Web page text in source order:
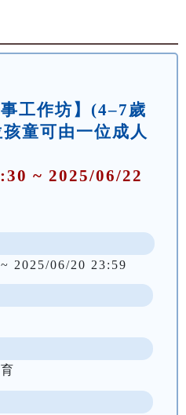
工作坊】(4–7歲
童可由一位成人
~ 2025/06/22
2025/06/20 23:59